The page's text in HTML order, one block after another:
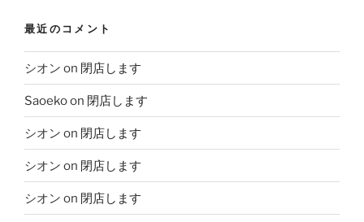
最近のコメント
シオン on 閉店します
Saoekoon 閉店します
シオン on 閉店します
シオン on 閉店します
シオン on 閉店します